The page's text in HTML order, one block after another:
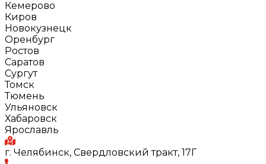
Кемерово
Киров
Новокузнецк
Оренбург
Ростов
Саратов
Сургут
Томск
Тюмень
Ульяновск
Хабаровск
Ярославль
г. Челябинск, Свердловский тракт, 17Г